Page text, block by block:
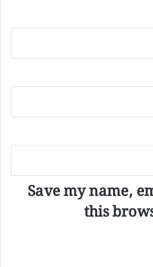
Save my name,
this